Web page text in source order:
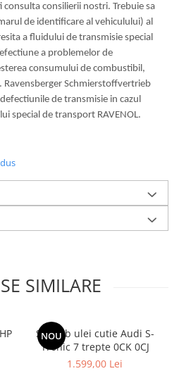
consilierii nostri. Trebuie sa
de identificare al vehiculului) al
a fluidului de transmisie special
a problemelor de
consumului de combustibil,
Schmierstoffvertrieb
de transmisie in cazul
special de transport RAVENOL.
SIMILARE
NOU
Schimb ulei cutie Audi S-
Tronic 7 trepte 0CK 0CJ
1.599,00 Lei